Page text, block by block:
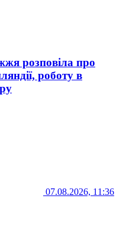
розповіла про
роботу в
07.08.2026, 11:36